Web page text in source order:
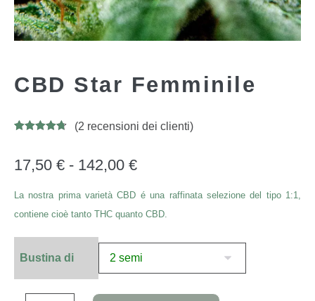
CBD Star Femminile
su base
di
(2 recensioni dei clienti)
17,50 € - 142,00 €
La nostra prima varietà CBD é una raffinata selezione del tipo 1:1,
contiene cioè tanto THC quanto CBD.
Bustina di